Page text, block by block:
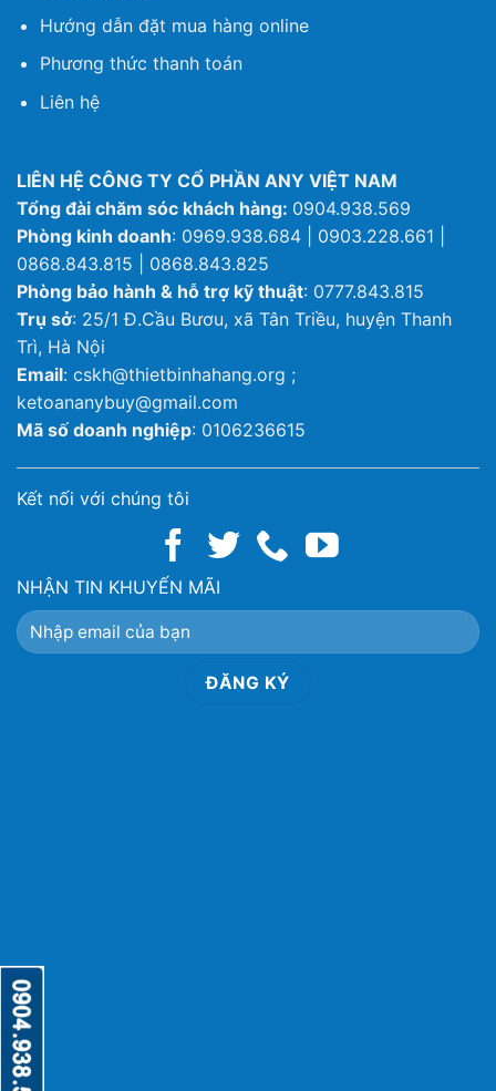
Hướng dẫn đặt mua hàng online
Phương thức thanh toán
Liên hệ
LIÊN HỆ CÔNG TY CỔ PHẦN ANY VIỆT NAM
Tổng đài chăm sóc khách hàng: 0904.938.569
Phòng kinh doanh: 0969.938.684 | 0903.228.661 |
0868.843.815 | 0868.843.825
Phòng bảo hành & hỗ trợ kỹ thuật: 0777.843.815
Trụ sở: 25/1 Đ.Cầu Bươu, xã Tân Triều, huyện Thanh
Trì, Hà Nội
Email: cskh@thietbinhahang.org ;
ketoananybuy@gmail.com
Mã số doanh nghiệp: 0106236615
Kết nối với chúng tôi
NHẬN TIN KHUYẾN MÃI